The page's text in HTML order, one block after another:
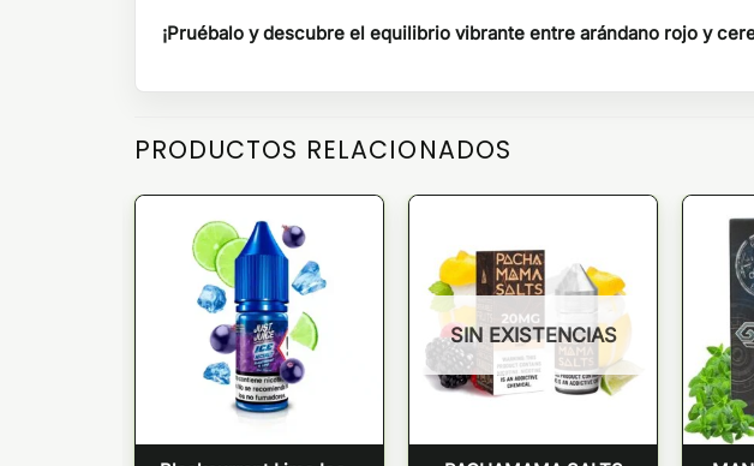
¡Pruébalo y descubre el equilibrio vibrante entre arándano rojo y
PRODUCTOS RELACIONADOS
SIN EXISTENCIAS